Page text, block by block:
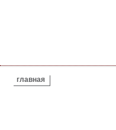
ВЫ ЗДЕСЬ
главная